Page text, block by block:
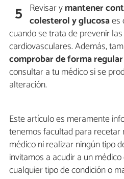
5 Revisar ymantener
colesterol y glucosaes
cuando se trata de prevenir
cardiovasculares. Además,
comprobar de forma
consultar a tu médico si se
alteración.
Este artículo es meramente
tenemos facultad para
médico ni realizar ningún tipo
invitamos a acudir a un
cualquier tipo de condición o